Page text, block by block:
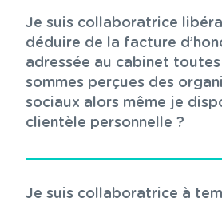
Je suis collaboratrice
déduire de la facture
adressée au cabinet toutes
sommes perçues des
sociaux alors même je
clientèle personnelle ?
Je suis collaboratrice à